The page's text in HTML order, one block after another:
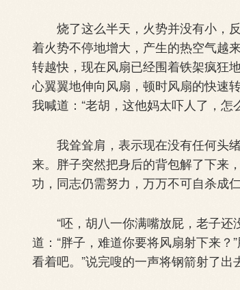
烧了这么半天，火势并没有小，反
着火势不停地增大，产生的热空气越
转越快，现在风扇已经围着铁架疯狂
心翼翼地伸向风扇，顿时风扇的快速
我喊道：“老胡，这他妈太吓人了，怎
我耸耸肩，表示现在没有任何头绪
来。胖子突然把身后的背包解了下来
功，同志仍需努力，万万不可自杀成
“呸，胡八一你满嘴放屁，老子还
道：“胖子，难道你要将风扇射下来？
看着吧。”说完嗖的一声将钢箭射了出